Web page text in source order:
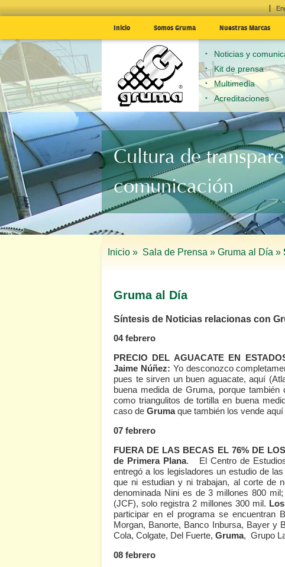
Inicio Somos Gruma Nuestras Marcas
Noticias y
Kit de prensa
Multimedia
Acreditaciones
Cultura de
comunicación
Inicio » Sala de Prensa » Gruma al Día »
Gruma al Día
Síntesis de Noticias relacionas con
04 febrero
PRECIO DEL AGUACATE EN
Jaime Núñez: Yo desconozco
pues te sirven un buen aguacate, aquí
buena medida de Gruma, porque
como triangulitos de tortilla en buena
caso de Grumaque también los vende
07 febrero
FUERA DE LAS BECAS EL 76% DE
de Primera Plana. El Centro de
entregó a los legisladores un estudio de
que ni estudian y ni trabajan, al corte de
denominada Nini es de 3 millones 800
(JCF), solo registra 2 millones 300 mil.
participar en el programa se encuentran
Morgan, Banorte, Banco Inbursa, Bayer y
Cola, Colgate, Del Fuerte, Gruma, Grupo
08 febrero